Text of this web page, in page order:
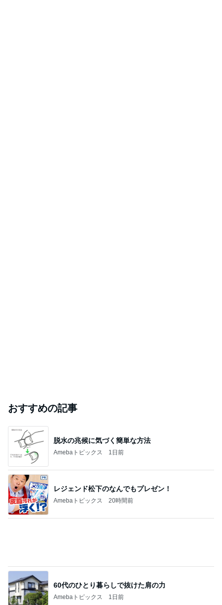
おすすめの記事
脱水の兆候に気づく簡単な方法
Amebaトピックス 1日前
レジェンド松下のなんでもプレゼン！
Amebaトピックス 20時間前
60代のひとり暮らしで抜けた肩の力
Amebaトピックス 1日前